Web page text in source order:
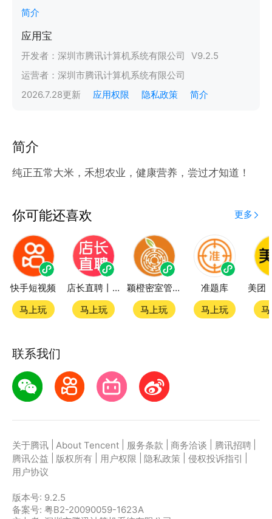
简介
应用宝
开发者： 深圳市腾讯计算机系统有限公司 V9.2.5
运营者： 深圳市腾讯计算机系统有限公司
2026.7.28更新 应用权限 隐私政策 简介
简介
纯正五常大米，禾想农业，健康营养，尝过才知道！
你可能还喜欢 更多
快手短视频
马上玩
店长直聘丨求职招聘找工作
马上玩
颖橙密室管家SmartOrange
马上玩
准题库
马上玩
联系我们
关于腾讯 About Tencent 服务条款 商务洽谈 腾讯招聘
腾讯公益
版权所有 用户权限 隐私政策 侵权投诉指引
用户协议
版本号: 9.2.5
备案号: 粤B2-20090059-1623A